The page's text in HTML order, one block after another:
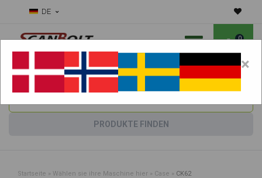
DE
0
Benötigen Sie Hilfe bei Verschleißteilen?Maschine wählen:
PRODUKTE FINDEN
Startseite » Wählen sie ihre Maschine hier » Case » CK62
×